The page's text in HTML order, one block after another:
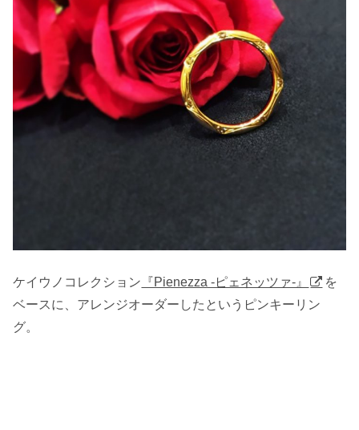
ケイウノコレクション 『Pienezza -ピェネッツァ-』
を
ベースに、アレンジオーダーしたというピンキーリン
グ。